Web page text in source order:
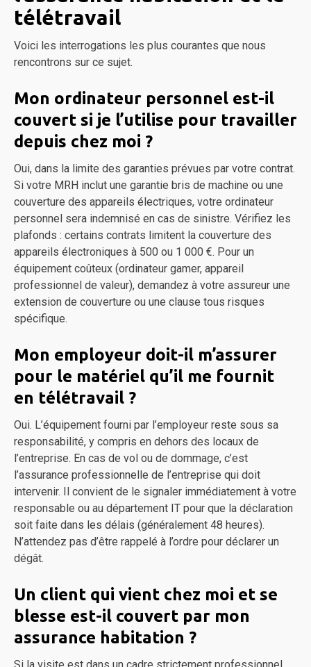
télétravail
Voici les interrogations les plus courantes que nous
rencontrons sur ce sujet.
Mon ordinateur personnel est-il
couvert si je l’utilise pour travailler
depuis chez moi ?
Oui, dans la limite des garanties prévues par votre contrat.
Si votre MRH inclut une garantie bris de machine ou une
couverture des appareils électriques, votre ordinateur
personnel sera indemnisé en cas de sinistre. Vérifiez les
plafonds : certains contrats limitent la couverture des
appareils électroniques à 500 ou 1 000 €. Pour un
équipement coûteux (ordinateur gamer, appareil
professionnel de valeur), demandez à votre assureur une
extension de couverture ou une clause tous risques
spécifique.
Mon employeur doit-il m’assurer
pour le matériel qu’il me fournit
en télétravail ?
Oui. L’équipement fourni par l’employeur reste sous sa
responsabilité, y compris en dehors des locaux de
l’entreprise. En cas de vol ou de dommage, c’est
l’assurance professionnelle de l’entreprise qui doit
intervenir. Il convient de le signaler immédiatement à votre
responsable ou au département IT pour que la déclaration
soit faite dans les délais (généralement 48 heures).
N’attendez pas d’être rappelé à l’ordre pour déclarer un
dégât.
Un client qui vient chez moi et se
blesse est-il couvert par mon
assurance habitation ?
Si la visite est dans un cadre strictement professionnel